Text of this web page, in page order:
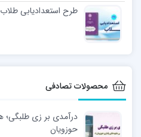
طرح استعدادیابی طلاب
محصولات تصادفی
درآمدی بر زی طلبگی؛
حوزویان